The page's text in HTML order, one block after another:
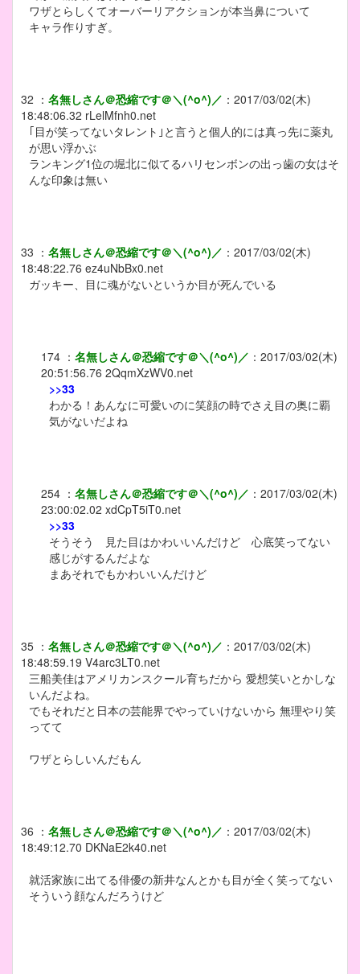
ワザとらしくてオーバーリアクションが本当鼻について
キャラ作りすぎ。
32 ： 名無しさん＠恐縮です＠＼(^o^)／ ： 2017/03/02(木)
18:48:06.32 rLelMfnh0.net
｢目が笑ってないタレント｣と言うと個人的には真っ先に薬丸
が思い浮かぶ
ランキング1位の堀北に似てるハリセンボンの出っ歯の女はそ
んな印象は無い
33 ： 名無しさん＠恐縮です＠＼(^o^)／ ： 2017/03/02(木)
18:48:22.76 ez4uNbBx0.net
ガッキー、目に魂がないというか目が死んでいる
174 ： 名無しさん＠恐縮です＠＼(^o^)／ ： 2017/03/02(木)
20:51:56.76 2QqmXzWV0.net
>>33
わかる！あんなに可愛いのに笑顔の時でさえ目の奥に覇
気がないだよね
254 ： 名無しさん＠恐縮です＠＼(^o^)／ ： 2017/03/02(木)
23:00:02.02 xdCpT5iT0.net
>>33
そうそう 見た目はかわいいんだけど 心底笑ってない
感じがするんだよな
まあそれでもかわいいんだけど
35 ： 名無しさん＠恐縮です＠＼(^o^)／ ： 2017/03/02(木)
18:48:59.19 V4arc3LT0.net
三船美佳はアメリカンスクール育ちだから 愛想笑いとかしな
いんだよね。
でもそれだと日本の芸能界でやっていけないから 無理やり笑
ってて
ワザとらしいんだもん
36 ： 名無しさん＠恐縮です＠＼(^o^)／ ： 2017/03/02(木)
18:49:12.70 DKNaE2k40.net
就活家族に出てる俳優の新井なんとかも目が全く笑ってない
そういう顔なんだろうけど